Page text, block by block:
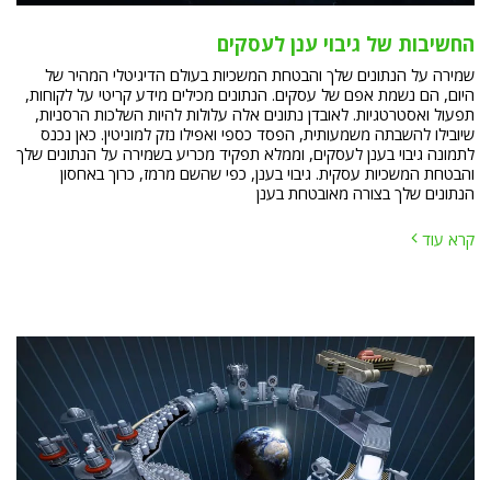
החשיבות של גיבוי ענן לעסקים
שמירה על הנתונים שלך והבטחת המשכיות בעולם הדיגיטלי המהיר של
היום, הם נשמת אפם של עסקים. הנתונים מכילים מידע קריטי על לקוחות,
תפעול ואסטרטגיות. לאובדן נתונים אלה עלולות להיות השלכות הרסניות,
שיובילו להשבתה משמעותית, הפסד כספי ואפילו נזק למוניטין. כאן נכנס
לתמונה גיבוי בענן לעסקים, וממלא תפקיד מכריע בשמירה על הנתונים שלך
והבטחת המשכיות עסקית. גיבוי בענן, כפי שהשם מרמז, כרוך באחסון
הנתונים שלך בצורה מאובטחת בענן
קרא עוד